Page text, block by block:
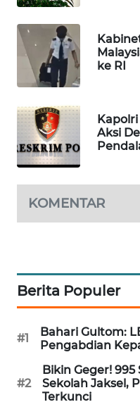
ke RI
Aksi
KOMENTAR
Berita Populer
#1
Bahari Gultom:
Pengabdian
#2
Bikin Geger!
Sekolah Jaksel,
Terkunci
MASYARAKAT
KELISTRIKAN
WALINKI
ID
MAWAKA
ID
MARTABAT
NET
PLN
MKLI
LPKKI
LKKI
KOPEKLIN